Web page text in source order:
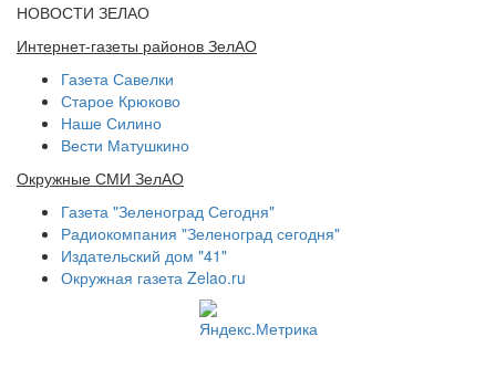
НОВОСТИ ЗЕЛАО
Интернет-газеты районов ЗелАО
Газета Савелки
Старое Крюково
Наше Силино
Вести Матушкино
Окружные СМИ ЗелАО
Газета "Зеленоград Сегодня"
Радиокомпания "Зеленоград сегодня"
Издательский дом "41"
Окружная газета Zelao.ru